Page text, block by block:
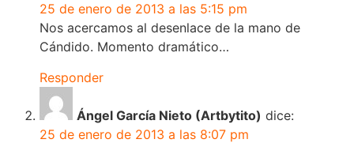
25 de enero de 2013 a las 5:15 pm
Nos acercamos al desenlace de la mano de
Cándido. Momento dramático…
Responder
Ángel García Nieto (Artbytito) dice:
25 de enero de 2013 a las 8:07 pm